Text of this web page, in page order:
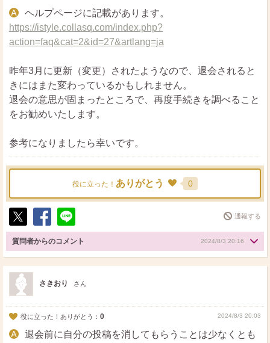
ヘルプページに記載があります。
https://istyle.collasq.com/index.php?
action=faq&cat=2&id=27&artlang=ja
昨年3月に更新（変更）されたようなので、退会されると
きにはまた変わっているかもしれません。
退会の意思が固まったところで、再度手続きを調べること
をお勧めいたします。
参考になりましたら幸いです。
役に立った！ ありがとう 0
ポ
ス
ト
シ
ェ
ア
送
る
通報する
質問者からのコメント 2024/8/3 20:16
さきおり さん
役に立った！ありがとう： 0 2024/8/3 20:03
退会前に自分の投稿を消してもらうことは少なくとも